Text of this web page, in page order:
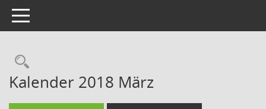
Toggle navigation
Rechercheauswahl
Kalender 2018 März